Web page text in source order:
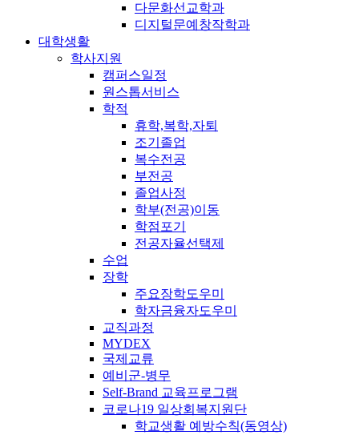
다문화선교학과
디지털문예창작학과
대학생활
학사지원
캠퍼스일정
원스톱서비스
학적
휴학,복학,자퇴
조기졸업
복수전공
부전공
졸업사정
학부(전공)이동
학점포기
전공자율선택제
수업
장학
주요장학도우미
학자금융자도우미
교직과정
MYDEX
국제교류
예비군-병무
Self-Brand 교육프로그램
코로나19 일상회복지원단
학교생활 예방수칙(동영상)